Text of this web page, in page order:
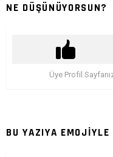
NE DÜŞÜNÜYORSUN?
Üye Profil
BU YAZIYA